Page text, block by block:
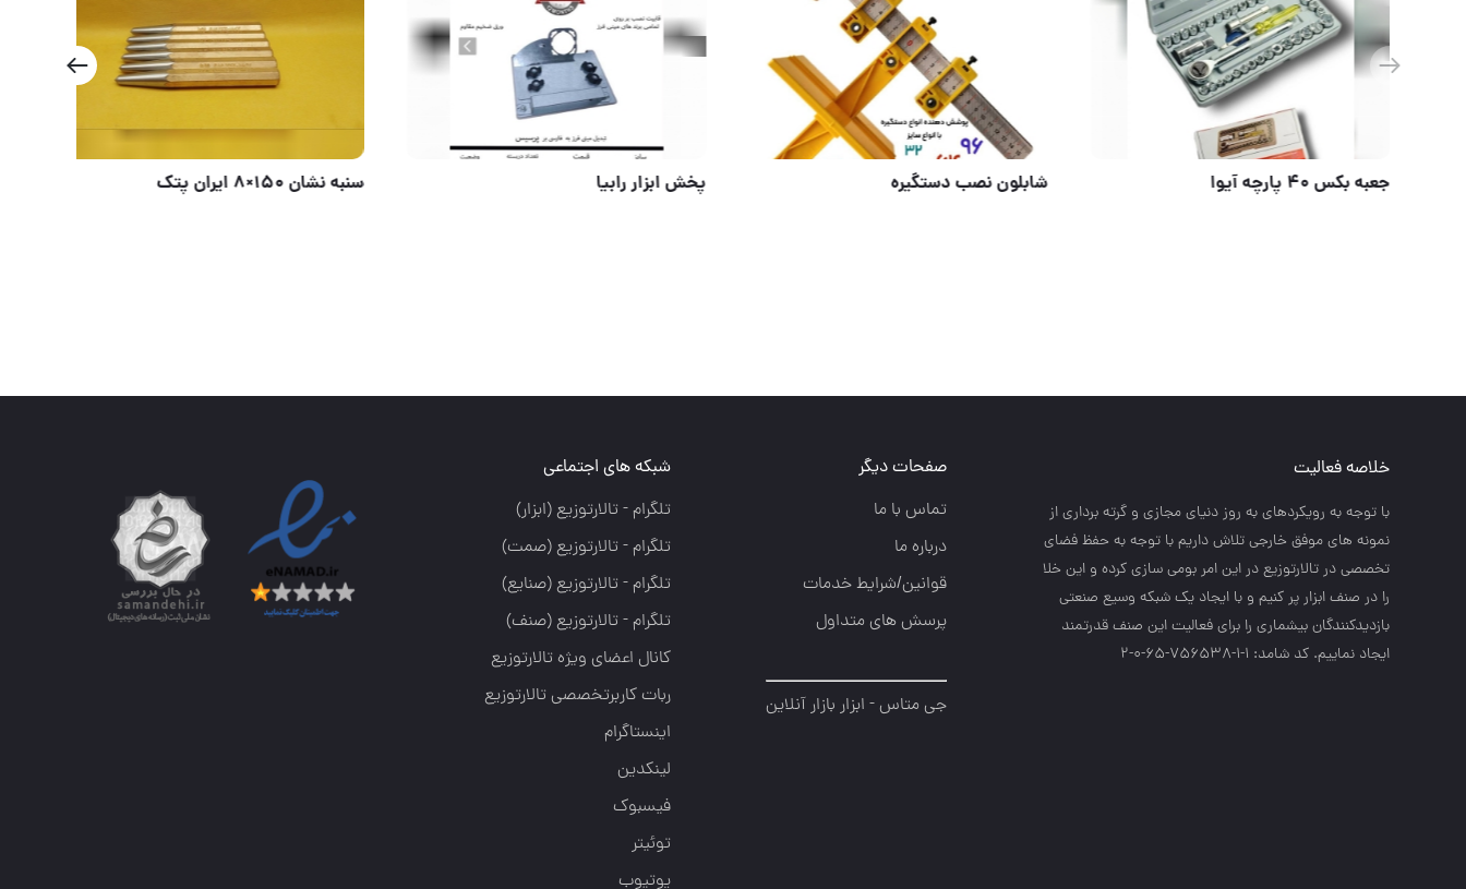
جعبه بکس 40 پارچه آیوا شابلون نصب دستگیره پخش ابزار رابیا
خلاصه فعالیت
با توجه به رويكردهاي به روز دنياي مجازي و گرته برداري از
نمونه هاي موفق خارجي تلاش داريم با توجه به حفظ فضاي
تخصصي در تالارتوزيع در اين امر بومي سازي كرده و اين خلا
را در صنف ابزار پر كنيم و با ايجاد يك شبكه وسيع صنعتي
بازديدكنندگان بيشماري را براي فعاليت اين صنف قدرتمند
ايجاد نماييم. کد شامد: 1-1-756538-65-0-2
صفحات دیگر
تماس با ما
درباره ما
قوانین/شرایط خدمات
پرسش های متداول
جی متاس - ابزار بازار آنلاین
شبکه های اجتماعی
تلگرام - تالارتوزيع (ابزار)
تلگرام - تالارتوزيع (صمت)
تلگرام - تالارتوزيع (صنايع)
تلگرام - تالارتوزیع (صنف)
کانال اعضای ویژه تالارتوزیع
ربات کاربرتخصصی تالارتوزیع
اینستاگرام
لینکدین
فیسبوک
توئیتر
یوتیوب